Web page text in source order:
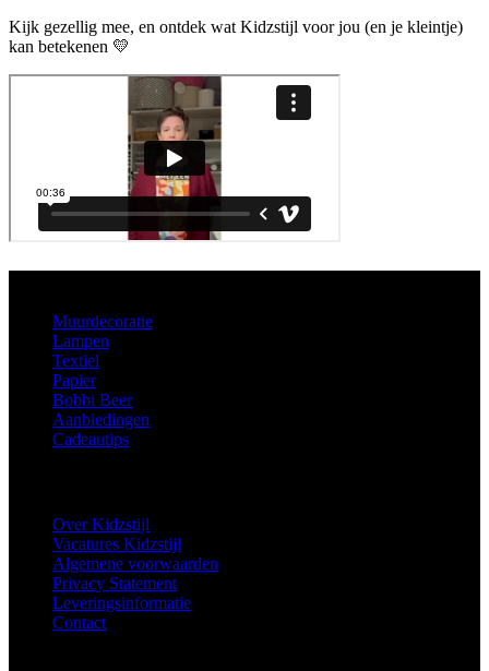
Kijk gezellig mee, en ontdek wat Kidzstijl voor jou (en je kleintje)
kan betekenen 💛
Muurdecoratie
Lampen
Textiel
Papier
Bobbi Beer
Aanbiedingen
Cadeautips
Over Kidzstijl
Vacatures Kidzstijl
Algemene voorwaarden
Privacy Statement
Leveringsinformatie
Contact